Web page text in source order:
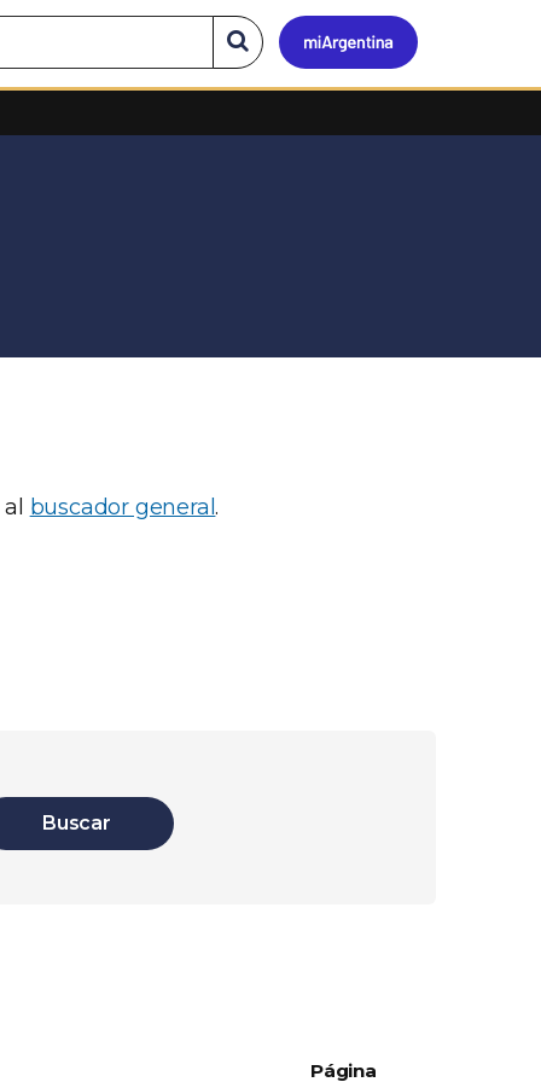
Mi
Buscar
en
el
buscador general.
Buscar
Página